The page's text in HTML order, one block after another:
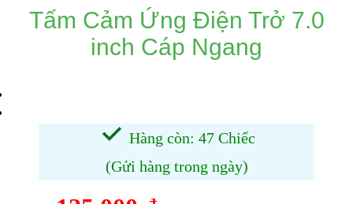
Tấm Cảm Ứng Điện Trở 7.0
inch Cáp Ngang
Hàng còn: 47 Chiếc
(Gửi hàng trong ngày)